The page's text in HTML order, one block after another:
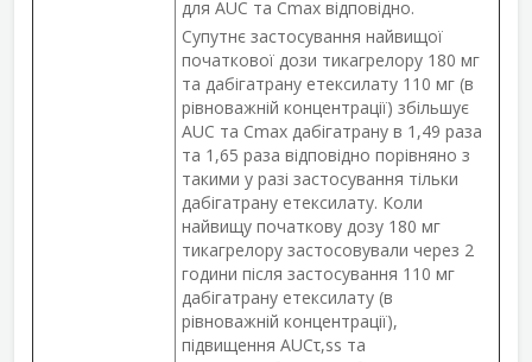
для AUC та Cmax відповідно.
Супутнє застосування найвищої
початкової дози тикагрелору 180 мг
та дабігатрану етексилату 110 мг (в
рівноважній концентрації) збільшує
AUC та Cmax дабігатрану в 1,49 раза
та 1,65 раза відповідно порівняно з
такими у разі застосування тільки
дабігатрану етексилату. Коли
найвищу початкову дозу 180 мг
тикагрелору застосовували через 2
години після застосування 110 мг
дабігатрану етексилату (в
рівноважній концентрації),
підвищення AUCτ,ss та